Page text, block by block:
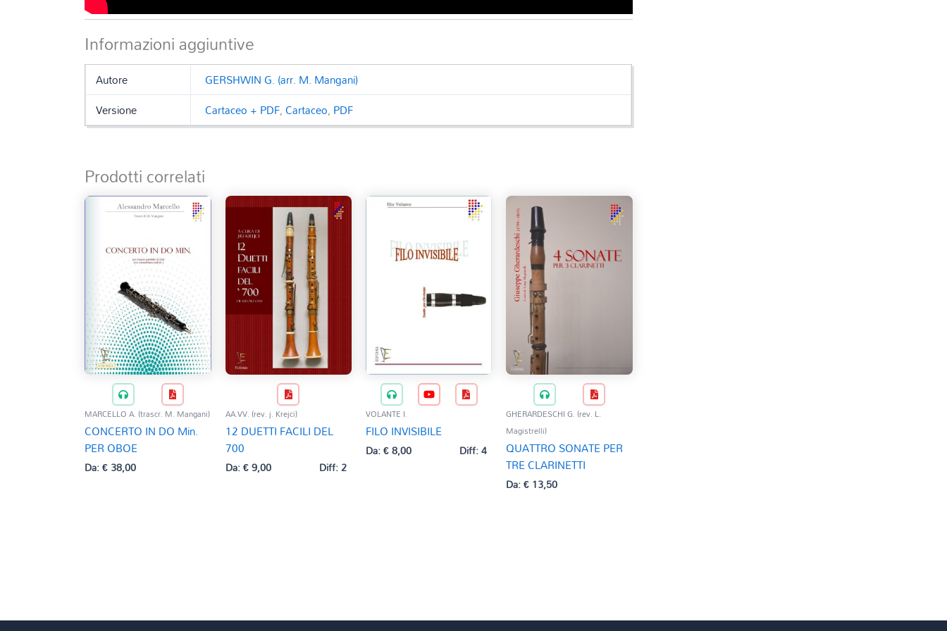
Informazioni aggiuntive
Autore
GERSHWIN G. (arr. M. Mangani)
Versione
Cartaceo + PDF,Cartaceo, PDF
Prodotti correlati
MARCELLO A. (trascr. M. Mangani)
CONCERTO IN DO Min.
PER OBOE
Da:€38,00
AA.VV. (rev. j. Krejci)
12 DUETTI FACILI DEL
700
Da:€9,00 Diff: 2
VOLANTE I.
FILO INVISIBILE
Da:€8,00 Diff: 4
GHERARDESCHI G. (rev. L.
Magistrelli)
QUATTRO SONATE PER
TRE CLARINETTI
Da:€13,50